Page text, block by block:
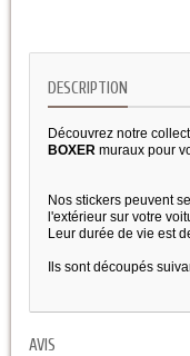
DESCRIPTION
Découvrez notre
BOXER muraux pour
Nos stickers peuvent
l'extérieur sur votre
Leur durée de vie est
Ils sont découpés
AVIS